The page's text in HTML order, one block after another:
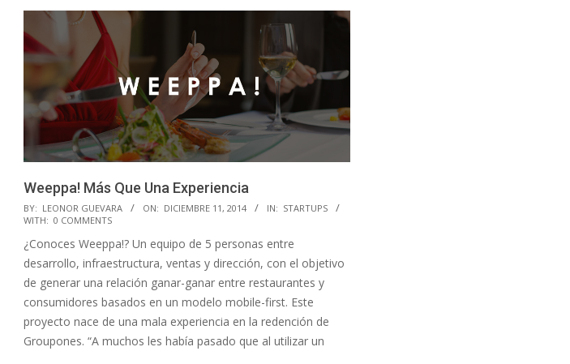
Weeppa! Más Que Una Experiencia
2014-
12-
11
BY: LEONOR GUEVARA ON: DICIEMBRE 11, 2014 IN: STARTUPS
WITH: 0 COMMENTS
¿Conoces Weeppa!? Un equipo de 5 personas entre
desarrollo, infraestructura, ventas y dirección, con el objetivo
de generar una relación ganar-ganar entre restaurantes y
consumidores basados en un modelo mobile-first. Este
proyecto nace de una mala experiencia en la redención de
Groupones. “A muchos les había pasado que al utilizar un